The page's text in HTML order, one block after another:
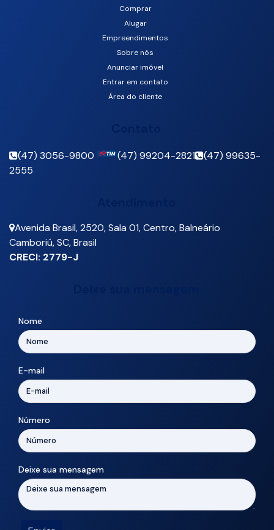
Comprar
Alugar
Empreendimentos
Sobre nós
Anunciar imóvel
Entrar em contato
Área do cliente
(47) 3056-9800 (47) 99204-2821
(47) 99635-
2555
Avenida Brasil,2520,Sala 01,Centro,Balneário
Camboriú,SC,Brasil
CRECI: 2779-J
Nome
E-mail
Número
Deixe sua mensagem